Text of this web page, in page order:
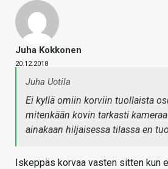
Juha Kokkonen
20.12.2018
Juha Uotila
Ei kyllä omiin korviin tuollaista
mitenkään kovin tarkasti
ainakaan hiljaisessa tilassa en
Iskeppäs korvaa vasten sitten kun